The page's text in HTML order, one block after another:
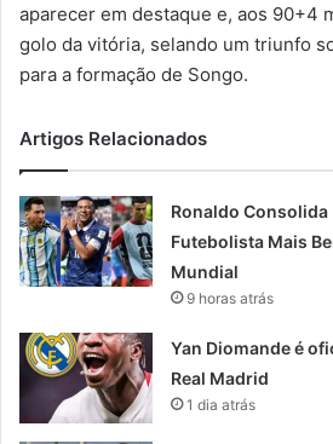
aparecer em destaque e, aos 90+4
golo da vitória, selando um triunfo
para a formação de Songo.
Artigos Relacionados
Ronaldo
Futebolista Mais
Mundial
9 horas atrás
Yan Diomande é
Real Madrid
1 dia atrás